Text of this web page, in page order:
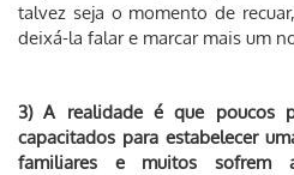
talvez seja o momento de
deixá-la falar e marcar mais um
3) A realidade é que poucos
capacitados para estabelecer
familiares e muitos